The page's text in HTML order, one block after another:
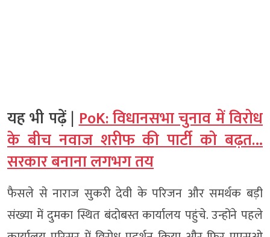
यह भी पढ़ें |PoK: विधानसभा चुनाव में विरोध
के बीच नवाज शरीफ की पार्टी को बढ़त…
सरकार बनाना लगभग तय
फैसले से नाराज सुकरी देवी के परिजन और समर्थक बड़ी
संख्या में दुमका स्थित बंदोबस्त कार्यालय पहुंचे. उन्होंने पहले